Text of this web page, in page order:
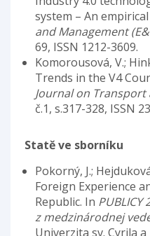
system – An
and Management
69, ISSN 1212-3609.
Komorousová, V.;
Trends in the V4
Journal on Transport
č.1, s.317-328, ISSN
Statě ve sborníku
Pokorný, J.;
Foreign Experience
Republic. In
z medzinárodnej
Univerzita sv. Cyrila